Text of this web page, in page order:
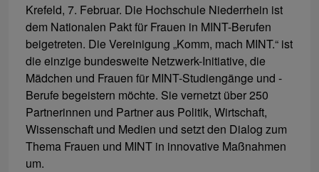
Krefeld, 7. Februar. Die Hochschule Niederrhein ist
dem Nationalen Pakt für Frauen in MINT-Berufen
beigetreten. Die Vereinigung „Komm, mach MINT.“ ist
die einzige bundesweite Netzwerk-Initiative, die
Mädchen und Frauen für MINT-Studiengänge und -
Berufe begeistern möchte. Sie vernetzt über 250
Partnerinnen und Partner aus Politik, Wirtschaft,
Wissenschaft und Medien und setzt den Dialog zum
Thema Frauen und MINT in innovative Maßnahmen
um.